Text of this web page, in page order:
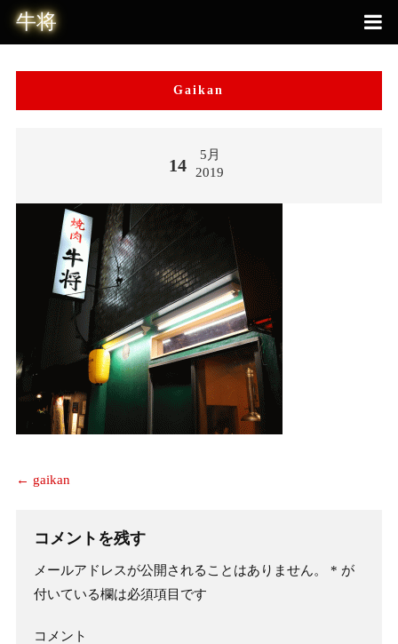
Gaikan
14
5月
2019
← gaikan
コメントを残す
メールアドレスが公開されることはありません。 * が
付いている欄は必須項目です
コメント